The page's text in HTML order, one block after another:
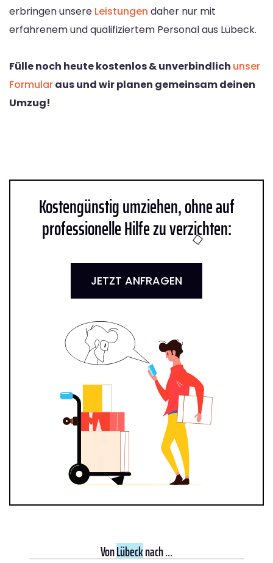
erbringen unsere Leistungen daher nur mit
erfahrenem und qualifiziertem Personal aus Lübeck.
Fülle noch heute kostenlos & unverbindlich unser
Formularaus und wir planen gemeinsam deinen
Umzug!
Kostengünstig umziehen, ohne auf
professionelle Hilfe zu verzichten:
JETZT ANFRAGEN
VonLübecknach ...